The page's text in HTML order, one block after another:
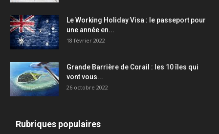
Le Working Holiday Visa : le passeport pour
une année en...
18 février 2022
Grande Barrière de Corail : les 10 îles qui
vont vous...
26 octobre 2022
Rubriques populaires